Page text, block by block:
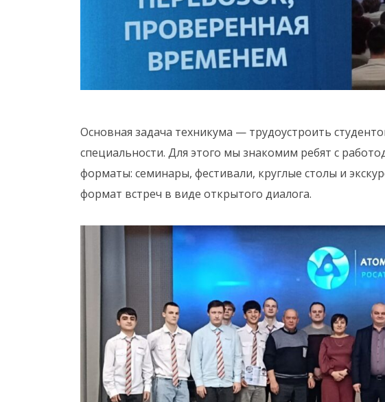
Основная задача техникума — трудоустроить
специальности. Для этого мы знакомим ребят с
форматы: семинары, фестивали, круглые столы и
формат встреч в виде открытого диалога.